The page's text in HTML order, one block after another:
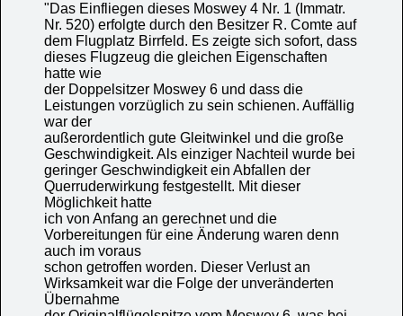
"Das Einfliegen dieses Moswey 4 Nr. 1 (Immatr.
Nr. 520) erfolgte durch den Besitzer R. Comte auf
dem Flugplatz Birrfeld. Es zeigte sich sofort, dass
dieses Flugzeug die gleichen Eigenschaften
hatte wie
der Doppelsitzer Moswey 6 und dass die
Leistungen vorzüglich zu sein schienen. Auffällig
war der
außerordentlich gute Gleitwinkel und die große
Geschwindigkeit. Als einziger Nachteil wurde bei
geringer Geschwindigkeit ein Abfallen der
Querruderwirkung festgestellt. Mit dieser
Möglichkeit hatte
ich von Anfang an gerechnet und die
Vorbereitungen für eine Änderung waren denn
auch im voraus
schon getroffen worden. Dieser Verlust an
Wirksamkeit war die Folge der unveränderten
Übernahme